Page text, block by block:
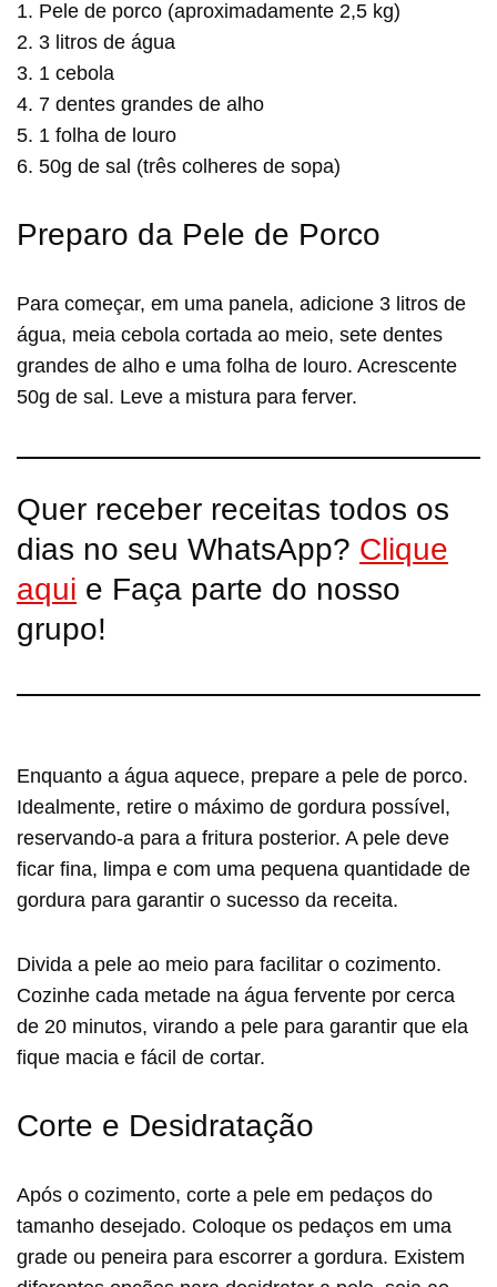
1. Pele de porco (aproximadamente 2,5 kg)
2. 3 litros de água
3. 1 cebola
4. 7 dentes grandes de alho
5. 1 folha de louro
6. 50g de sal (três colheres de sopa)
Preparo da Pele de Porco
Para começar, em uma panela, adicione 3 litros de
água, meia cebola cortada ao meio, sete dentes
grandes de alho e uma folha de louro. Acrescente
50g de sal. Leve a mistura para ferver.
Quer receber receitas todos os
dias no seu WhatsApp? Clique
aqui e Faça parte do nosso
grupo!
Enquanto a água aquece, prepare a pele de porco.
Idealmente, retire o máximo de gordura possível,
reservando-a para a fritura posterior. A pele deve
ficar fina, limpa e com uma pequena quantidade de
gordura para garantir o sucesso da receita.
Divida a pele ao meio para facilitar o cozimento.
Cozinhe cada metade na água fervente por cerca
de 20 minutos, virando a pele para garantir que ela
fique macia e fácil de cortar.
Corte e Desidratação
Após o cozimento, corte a pele em pedaços do
tamanho desejado. Coloque os pedaços em uma
grade ou peneira para escorrer a gordura. Existem